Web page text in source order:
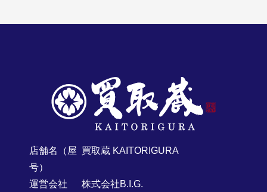
店舗名（屋
号）
買取蔵 KAITORIGURA
運営会社 株式会社B.I.G.